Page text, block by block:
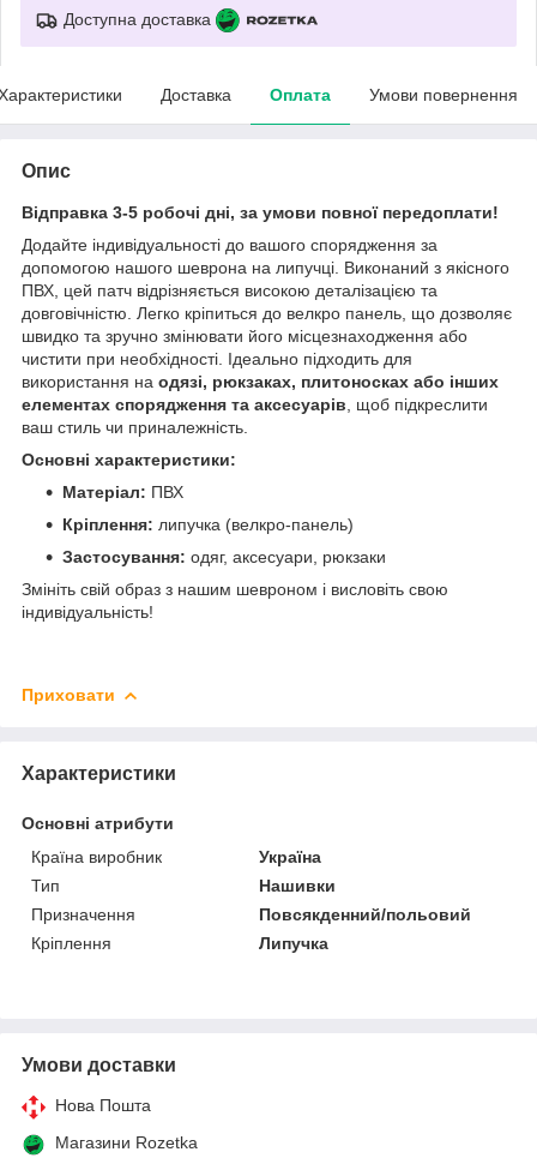
Доступна доставка
Доставка Оплата Умови повернення
Опис
Відправка 3-5 робочі дні, за умови повної передоплати!
Додайте індивідуальності до вашого спорядження за
допомогою нашого шеврона на липучці. Виконаний з якісного
ПВХ, цей патч відрізняється високою деталізацією та
довговічністю. Легко кріпиться до велкро панель, що дозволяє
швидко та зручно змінювати його місцезнаходження або
чистити при необхідності. Ідеально підходить для
використання на одязі, рюкзаках, плитоносках або інших
елементах спорядження та аксесуарів , щоб підкреслити
ваш стиль чи приналежність.
Основні характеристики:
Матеріал: ПВХ
Кріплення: липучка (велкро-панель)
Застосування: одяг, аксесуари, рюкзаки
Змініть свій образ з нашим шевроном і висловіть свою
індивідуальність!
Приховати
Характеристики
Основні атрибути
Країна виробник
Україна
Тип
Нашивки
Призначення
Повсякденний/польовий
Кріплення
Липучка
Умови доставки
Нова Пошта
Магазини Rozetka